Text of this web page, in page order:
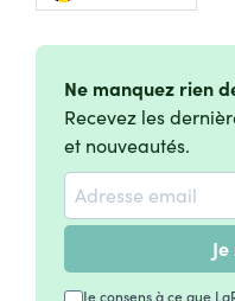
Ne manquez rien
Recevez les
et nouveautés.
Je consens à ce que